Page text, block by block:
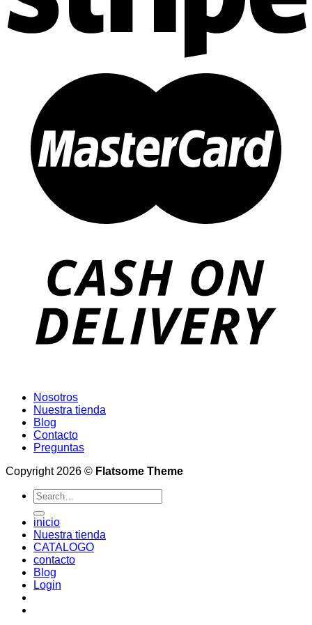
Nosotros
Nuestra tienda
Blog
Contacto
Preguntas
Copyright 2026 © Flatsome Theme
Search
for:
inicio
Nuestra tienda
CATALOGO
contacto
Blog
Login